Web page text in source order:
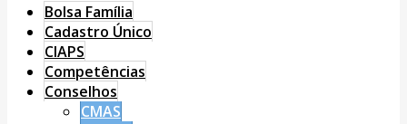
Bolsa Família
Cadastro Único
CIAPS
Competências
Conselhos
CMAS